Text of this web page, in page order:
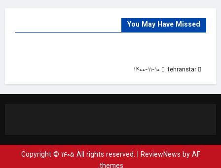
You May Have Missed
Countries
India
Trade Source
tehranstar
Copyright © ۱۴۰۵ All rights reserved. | ReviewNews by AF